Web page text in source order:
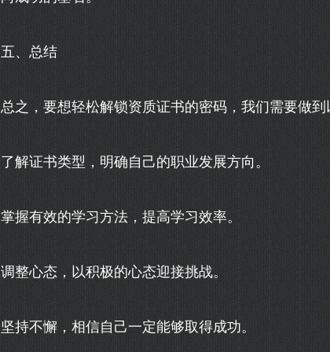
五、总结
总之，要想轻松解锁资质证书的密码，我们需要做
了解证书类型，明确自己的职业发展方向。
掌握有效的学习方法，提高学习效率。
调整心态，以积极的心态迎接挑战。
坚持不懈，相信自己一定能够取得成功。